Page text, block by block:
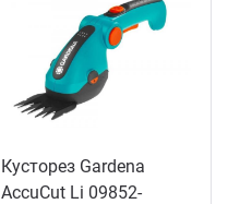
Кусторез Gardena
AccuCut Li 09852-